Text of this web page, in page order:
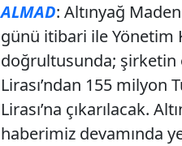
ALMAD: Altınyağ
günü itibari ile Yönetim
doğrultusunda; şirketin
Lirası’ndan 155 milyon
Lirası’na çıkarılacak.
haberimiz devamında